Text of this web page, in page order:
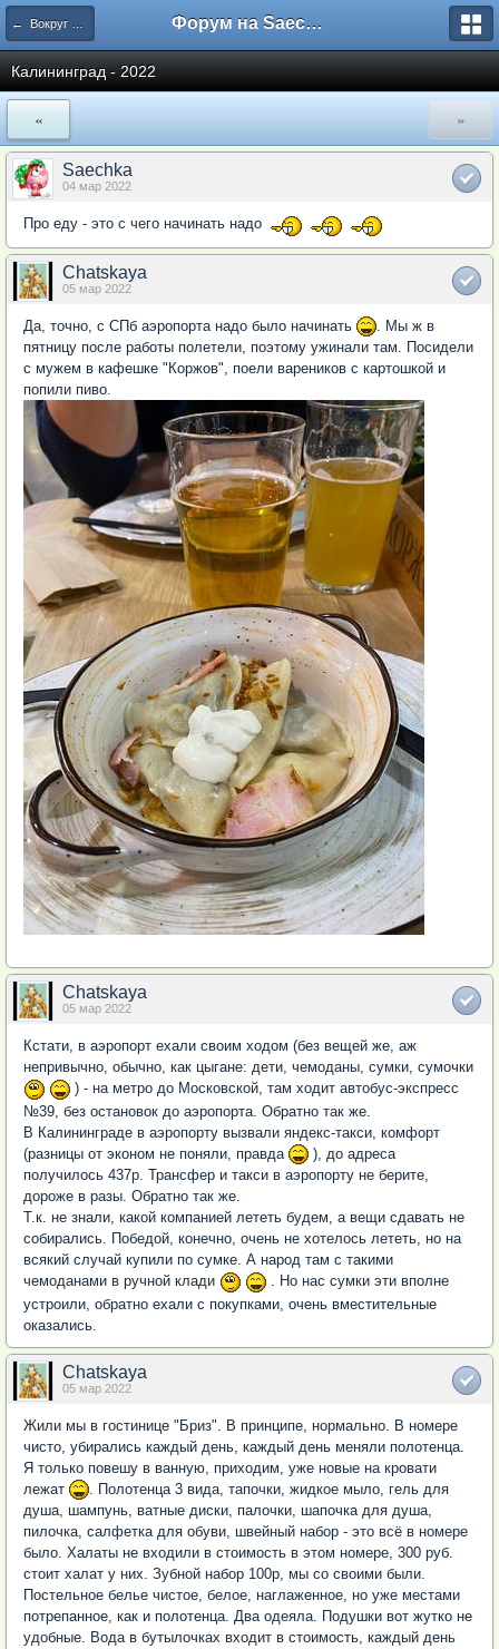
← Вокруг света. Отдых и общепит Форум на Saechka.Ru - энциклопедия домашнего уюта
Калининград - 2022
« »
Saechka
04 мар 2022
Про еду - это с чего начинать надо
Chatskaya
05 мар 2022
Да, точно, с СПб аэропорта надо было начинать
. Мы ж в
пятницу после работы полетели, поэтому ужинали там. Посидели
с мужем в кафешке "Коржов", поели вареников с картошкой и
попили пиво.
Chatskaya
05 мар 2022
Кстати, в аэропорт ехали своим ходом (без вещей же, аж
непривычно, обычно, как цыгане: дети, чемоданы, сумки, сумочки
) - на метро до Московской, там ходит автобус-экспресс
№39, без остановок до аэропорта. Обратно так же.
В Калининграде в аэропорту вызвали яндекс-такси, комфорт
(разницы от эконом не поняли, правда
), до адреса
получилось 437р. Трансфер и такси в аэропорту не берите,
дороже в разы. Обратно так же.
Т.к. не знали, какой компанией лететь будем, а вещи сдавать не
собирались. Победой, конечно, очень не хотелось лететь, но на
всякий случай купили по сумке. А народ там с такими
чемоданами в ручной клади
. Но нас сумки эти вполне
устроили, обратно ехали с покупками, очень вместительные
оказались.
Chatskaya
05 мар 2022
Жили мы в гостинице "Бриз". В принципе, нормально. В номере
чисто, убирались каждый день, каждый день меняли полотенца.
Я только повешу в ванную, приходим, уже новые на кровати
лежат
. Полотенца 3 вида, тапочки, жидкое мыло, гель для
душа, шампунь, ватные диски, палочки, шапочка для душа,
пилочка, салфетка для обуви, швейный набор - это всё в номере
было. Халаты не входили в стоимость в этом номере, 300 руб.
стоит халат у них. Зубной набор 100р, мы со своими были.
Постельное белье чистое, белое, наглаженное, но уже местами
потрепанное, как и полотенца. Два одеяла. Подушки вот жутко не
удобные. Вода в бутылочках входит в стоимость, каждый день